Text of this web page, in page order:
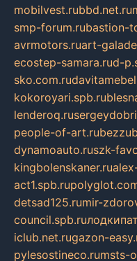
mobilvest.rubbd.net.ru
smp-forum.rubastion-
avrmotors.ruart-
ecostep-samara.rud-
sko.com.ru
kokoroyari.spb.ru
lenderoq.ru
people-of-art.ru
dynamoauto.ruszk-
kingbolenskaner.ru
act1.spb.ru
detsad125.rumir-
council.spb.ru
iclub.net.rugazon-
pylesostineco.rumsts-